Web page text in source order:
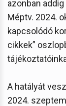
azonban
Méptv. 2024.
kapcsolódó
cikkek”
A hatályát
2024.